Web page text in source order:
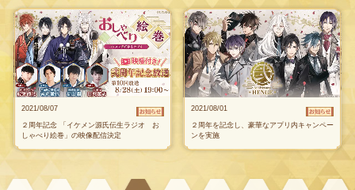
2021/08/07
２周年記念 「イケメン源氏伝生ラジオ お
しゃべり絵巻」の映像配信決定
2021/08/01
２周年を記念し、豪華なアプリ内キャンペー
ンを実施